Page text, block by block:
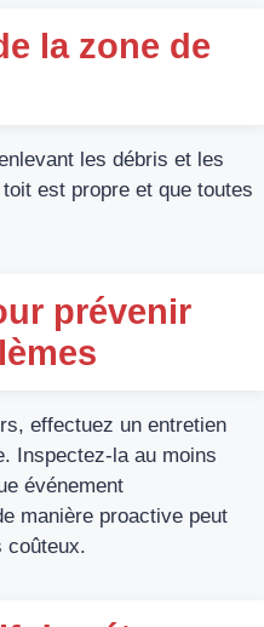
la zone de
les débris et les
est propre et que toutes
prévenir
effectuez un entretien
Inspectez-la au moins
événement
manière proactive peut
coûteux.